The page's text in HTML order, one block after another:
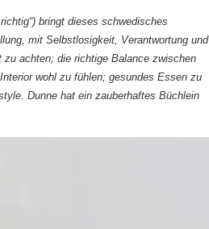
bringt dieses schwedisches
mit Selbstlosigkeit, Verantwortung und
achten; die richtige Balance zwischen
wohl zu fühlen; gesundes Essen zu
Dunne hat ein zauberhaftes Büchlein